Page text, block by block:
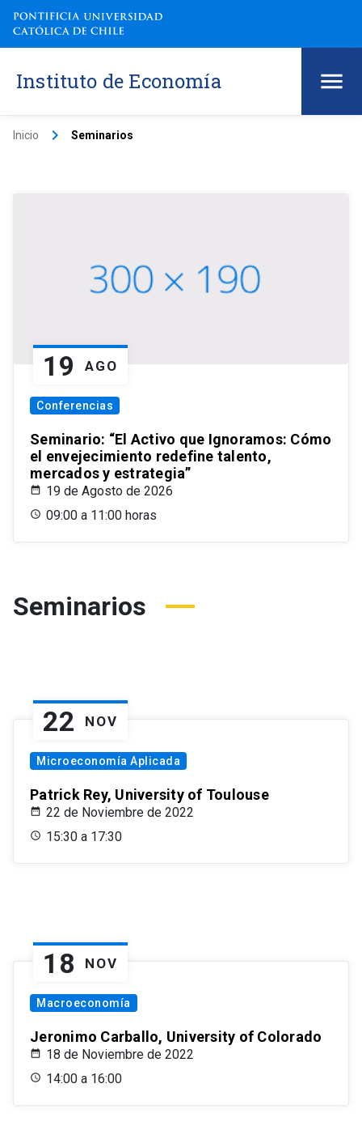
Instituto de Economía
Inicio keyboard_arrow_right Seminarios
19 AGO
Conferencias
Seminario: “El Activo que Ignoramos: Cómo
el envejecimiento redefine talento,
mercados y estrategia”
19 de Agosto de 2026
09:00 a 11:00 horas
Seminarios
22 NOV
Microeconomía Aplicada
Patrick Rey, University of Toulouse
22 de Noviembre de 2022
15:30 a 17:30
18 NOV
Macroeconomía
Jeronimo Carballo, University of Colorado
18 de Noviembre de 2022
14:00 a 16:00